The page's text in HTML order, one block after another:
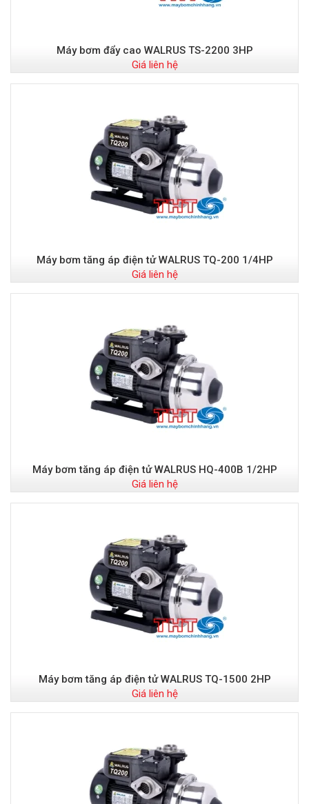
Máy bơm đẩy cao WALRUS TS-2200 3HP
Giá liên hệ
Máy bơm tăng áp điện tử WALRUS TQ-200 1/4HP
Giá liên hệ
Máy bơm tăng áp điện tử WALRUS HQ-400B 1/2HP
Giá liên hệ
Máy bơm tăng áp điện tử WALRUS TQ-1500 2HP
Giá liên hệ